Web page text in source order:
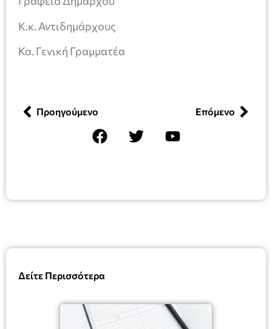
Δείτε Περισσότερα
Κ.κ. Αντιδημάρχους
Κα. Γενική Γραμματέα
Προηγούμενο Επόμενο